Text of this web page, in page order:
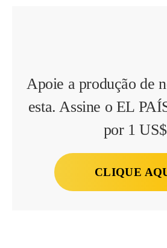
Apoie a produção de
esta. Assine o EL
por 1 US$
CLIQUE